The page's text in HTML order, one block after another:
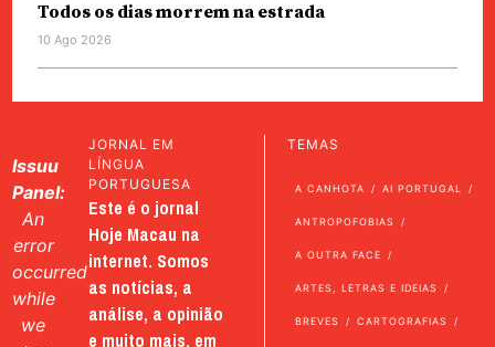
Todos os dias morrem na estrada
10 Ago 2026
Issuu
Panel:
An
error
occurred
while
we
JORNAL EM
LÍNGUA
PORTUGUESA
Este é o jornal
Hoje Macau na
internet. Somos
as notícias, a
análise, a opinião
e muito mais, em
TEMAS
A CANHOTA AI PORTUGAL
ANTROPOFOBIAS
A OUTRA FACE
ARTES, LETRAS E IDEIAS
BREVES CARTOGRAFIAS